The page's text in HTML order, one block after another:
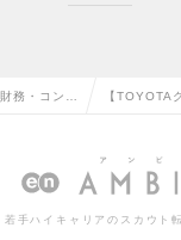
財務・コント 【TOYOTA
求人情報
若手ハイキャリアのスカウト